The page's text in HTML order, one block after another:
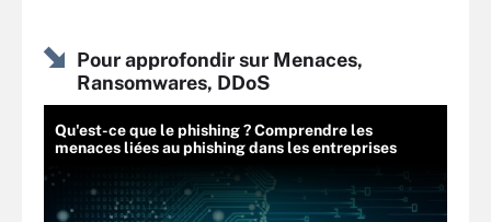
Pour approfondir sur Menaces,
Ransomwares, DDoS
Qu'est-ce que le phishing ? Comprendre les
menaces liées au phishing dans les entreprises